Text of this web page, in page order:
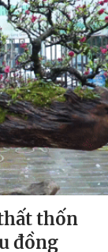
thốn
đồng